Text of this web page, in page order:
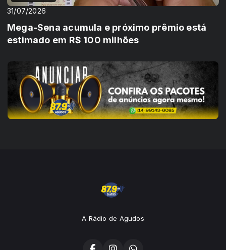
31/07/2026
Mega-Sena acumula e próximo prêmio está
estimado em R$ 100 milhões
A Rádio de Agudos